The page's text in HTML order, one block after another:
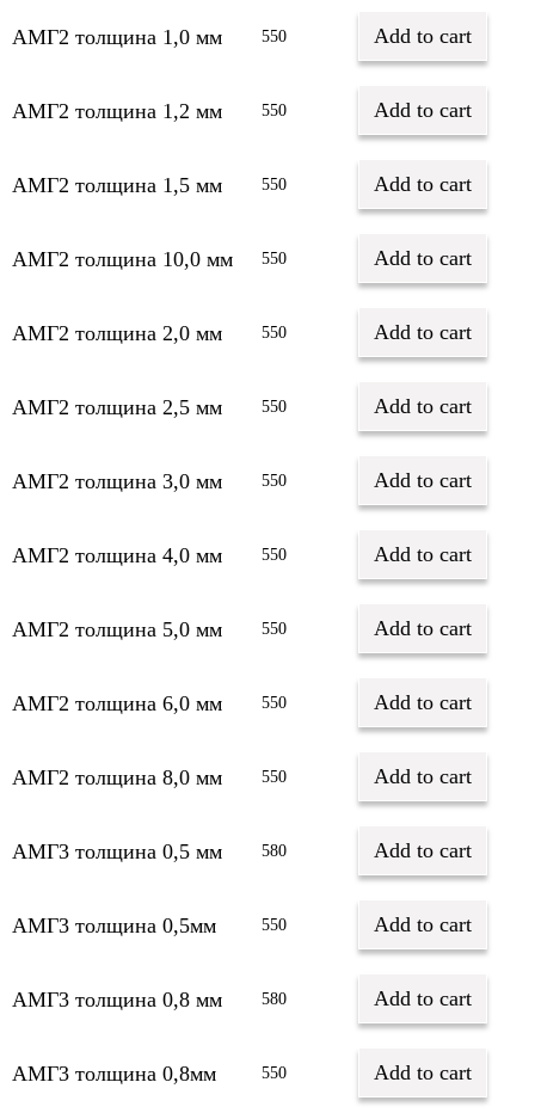
АМГ2 толщина 1,0 мм 550 Add to cart
АМГ2 толщина 1,2 мм 550 Add to cart
АМГ2 толщина 1,5 мм 550 Add to cart
АМГ2 толщина 10,0 мм 550 Add to cart
АМГ2 толщина 2,0 мм 550 Add to cart
АМГ2 толщина 2,5 мм 550 Add to cart
АМГ2 толщина 3,0 мм 550 Add to cart
АМГ2 толщина 4,0 мм 550 Add to cart
АМГ2 толщина 5,0 мм 550 Add to cart
АМГ2 толщина 6,0 мм 550 Add to cart
АМГ2 толщина 8,0 мм 550 Add to cart
АМГ3 толщина 0,5 мм 580 Add to cart
АМГ3 толщина 0,5мм 550 Add to cart
АМГ3 толщина 0,8 мм 580 Add to cart
АМГ3 толщина 0,8мм 550 Add to cart